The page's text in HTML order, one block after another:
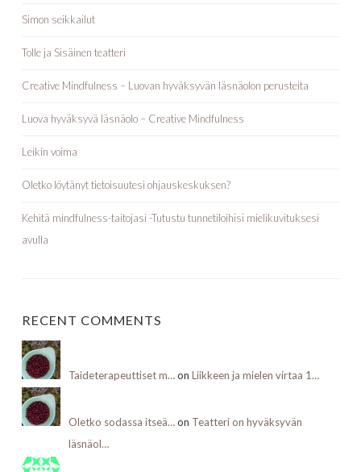
Simon seikkailut
Tolle ja Sisäinen teatteri
Creative Mindfulness – Luovan hyväksyvän läsnäolon perusteita
Luova hyväksyvä läsnäolo – Creative Mindfulness
Leikin voima
Oletko löytänyt tietoisuutesi ohjauskeskuksen?
Kehitä mindfulness-taitojasi -Tutustu tunnetiloihisi mielikuvituksesi
avulla
RECENT COMMENTS
Taideterapeuttiset m…on Liikkeen ja mielen virtaa 1…
Oletko sodassa itseä…on Teatteri on hyväksyvän
läsnäol…